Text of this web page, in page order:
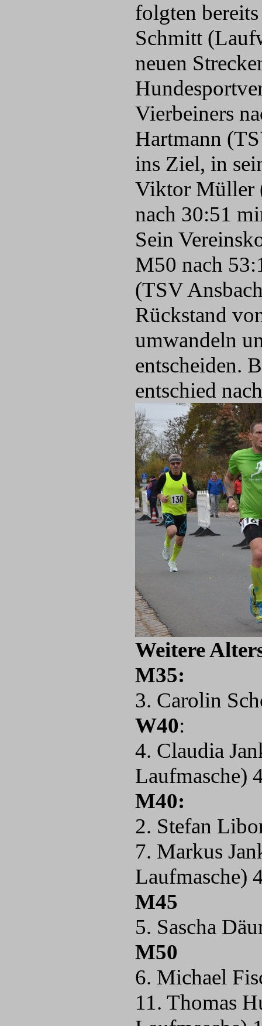
folgten
Schmitt
neuen
Vierbeiners
Hartmann
ins Ziel, in
Viktor Müller
nach 30:51
Sein
M50 nach
(TSV
Rückstand
umwandeln
entscheiden.
entschied
Weitere
M35:
3. Carolin
W40:
4. Claudia
Laufmasche)
M40:
2. Stefan
7. Markus
Laufmasche)
M45
5. Sascha
M50
6. Michael
11. Thomas